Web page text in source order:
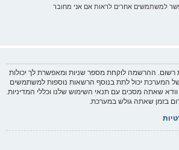
למשתמשים אחרים לראות אם אני מחובר
רשום. ההרשמה לוקחת מספר שניות ומאפשרת לך יכולות
המערכת יכול לתת בנוסף הרשאות נוספות למשתמשים
שאתה מסכים עם תנאי השימוש שלנו וכללי המדיניות.
בזמן שאתה גולש במערכת.